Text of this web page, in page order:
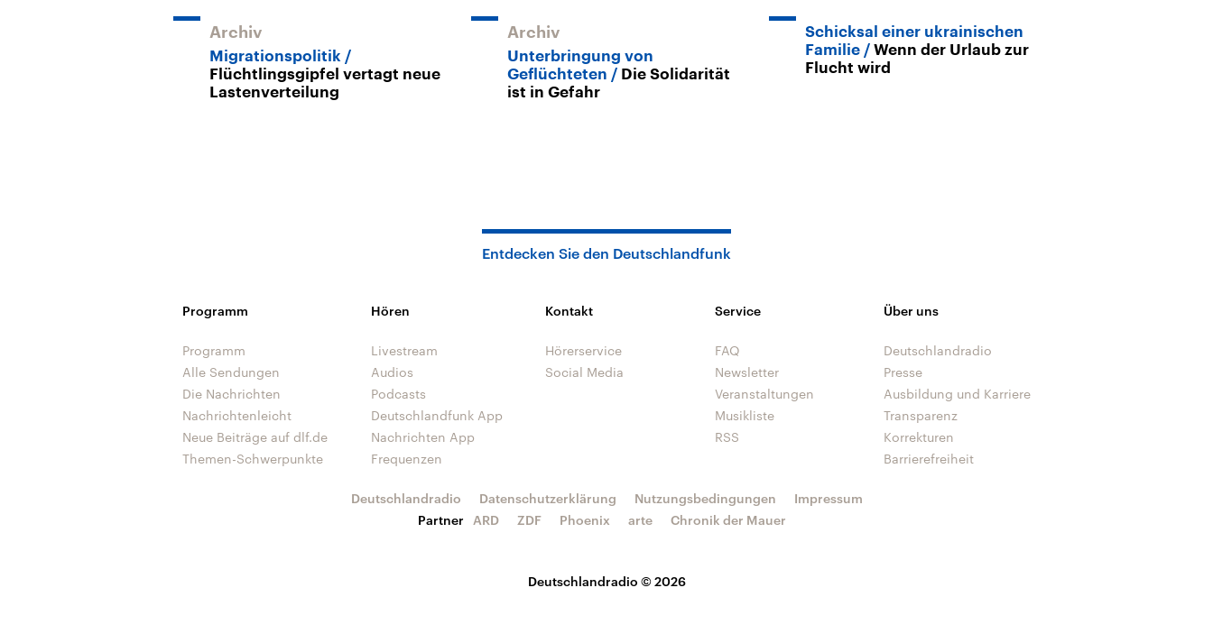
Archiv
Migrationspolitik
Flüchtlingsgipfel vertagt neue
Lastenverteilung
Archiv
Unterbringung von
Geflüchteten
Die Solidarität
ist in Gefahr
Schicksal einer ukrainischen
Familie
Wenn der Urlaub zur
Flucht wird
Entdecken Sie den Deutschlandfunk
Programm
Programm
Alle Sendungen
Die Nachrichten
Nachrichtenleicht
Neue Beiträge auf dlf.de
Themen-Schwerpunkte
Hören
Livestream
Audios
Podcasts
Deutschlandfunk App
Nachrichten App
Frequenzen
Kontakt
Hörerservice
Social Media
Service
FAQ
Newsletter
Veranstaltungen
Musikliste
RSS
Über uns
Deutschlandradio
Presse
Ausbildung und Karriere
Transparenz
Korrekturen
Barrierefreiheit
Deutschlandradio © 2026
Deutschlandradio Datenschutzerklärung Nutzungsbedingungen
Impressum
Partner
ARD ZDF Phoenix arte Chronik der Mauer